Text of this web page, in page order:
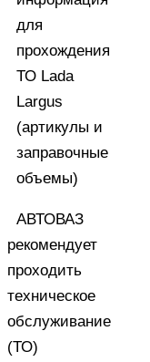
АВТОВАЗ
рекомендует
проходить
техническое
обслуживание
(ТО)